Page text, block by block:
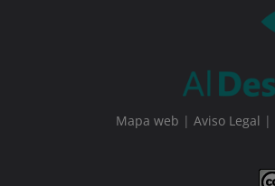
Mapa web | Aviso Legal |